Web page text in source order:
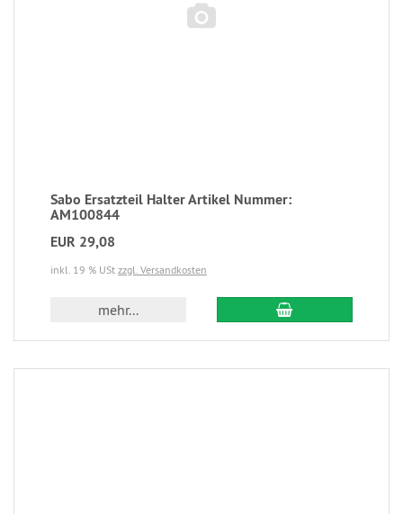
Sabo Ersatzteil Halter Artikel Nummer:
AM100844
EUR 29,08
inkl. 19 % USt zzgl. Versandkosten
mehr...